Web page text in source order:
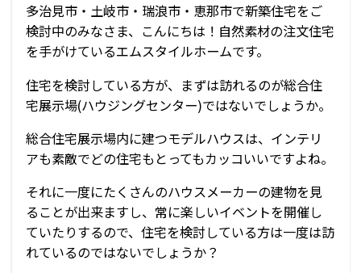
多治見市・土岐市・瑞浪市・恵那市で新築住宅をご
検討中のみなさま、こんにちは！自然素材の注文住宅
を手がけているエムスタイルホームです。
住宅を検討している方が、まずは訪れるのが総合住
宅展示場(ハウジングセンター)ではないでしょうか。
総合住宅展示場内に建つモデルハウスは、インテリ
アも素敵でどの住宅もとってもカッコいいですよね。
それに一度にたくさんのハウスメーカーの建物を見
ることが出来ますし、常に楽しいイベントを開催し
ていたりするので、住宅を検討している方は一度は訪
れているのではないでしょうか？